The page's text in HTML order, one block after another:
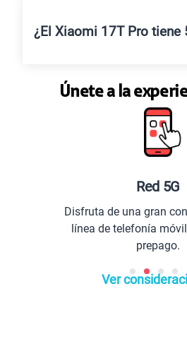
¿El Xiaomi 17T Pro tiene
Únete a la
Disfruta de una gran conexión
línea de telefonía móvil postpago
Ver